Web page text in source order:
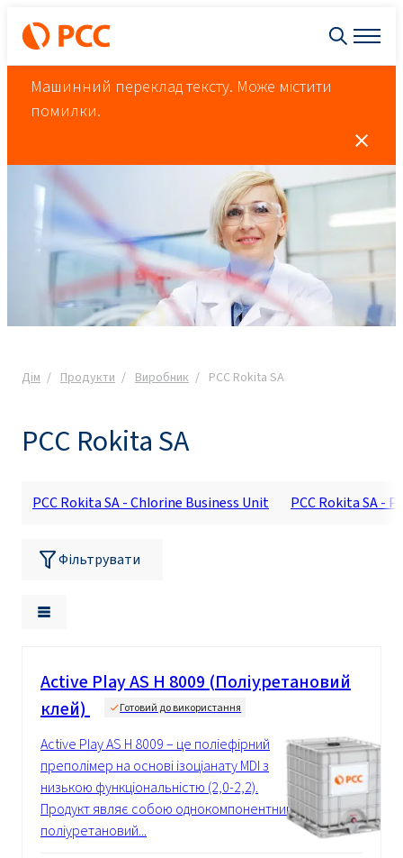
Машинний переклад тексту. Може містити
помилки.
Дім Продукти Виробник PCC Rokita SA
PCC Rokita SA
PCC Rokita SA - Chlorine Business Unit PCC Rokita SA -
Фільтрувати
Active Play AS H 8009 (Поліуретановий
клей)
Готовий до використання
Active Play AS H 8009 – це поліефірний
преполімер на основі ізоціанату MDI з
низькою функціональністю (2,0-2,2).
Продукт являє собою однокомпонентний
поліуретановий...